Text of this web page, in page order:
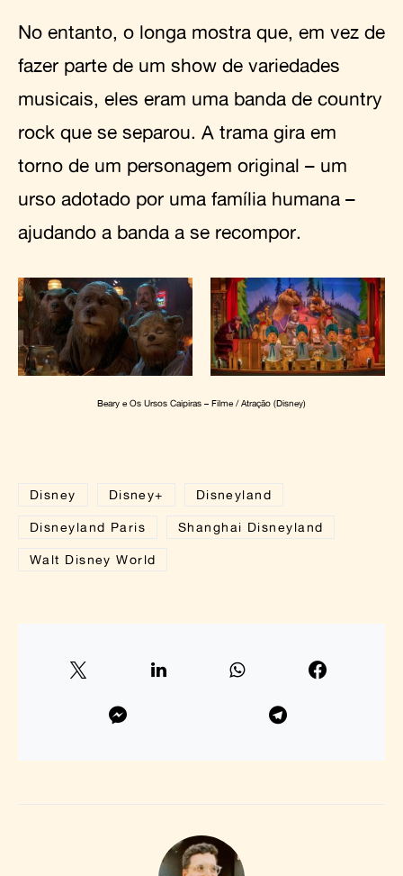
No entanto, o longa mostra que, em vez de
fazer parte de um show de variedades
musicais, eles eram uma banda de country
rock que se separou. A trama gira em
torno de um personagem original – um
urso adotado por uma família humana –
ajudando a banda a se recompor.
Beary e Os Ursos Caipiras – Filme / Atração (Disney)
Disney Disney+ Disneyland
Disneyland Paris Shanghai Disneyland
Walt Disney World